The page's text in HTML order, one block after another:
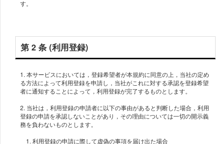
第 2 条 (利用登録)
1. 本サービスにおいては，登録希望者が本規約に同意の上，当社の定め
る方法によって利用登録を申請し，当社がこれに対する承認を登録希望
者に通知することによって，利用登録が完了するものとします。
2. 当社は，利用登録の申請者に以下の事由があると判断した場合，利用
登録の申請を承認しないことがあり，その理由については一切の開示義
務を負わないものとします。
1. 利用登録の申請に際して虚偽の事項を届け出た場合